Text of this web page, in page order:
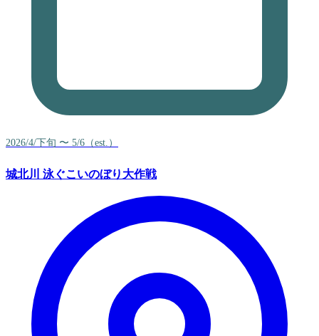
2026/4/下旬 〜 5/6（est.）
城北川 泳ぐこいのぼり大作戦